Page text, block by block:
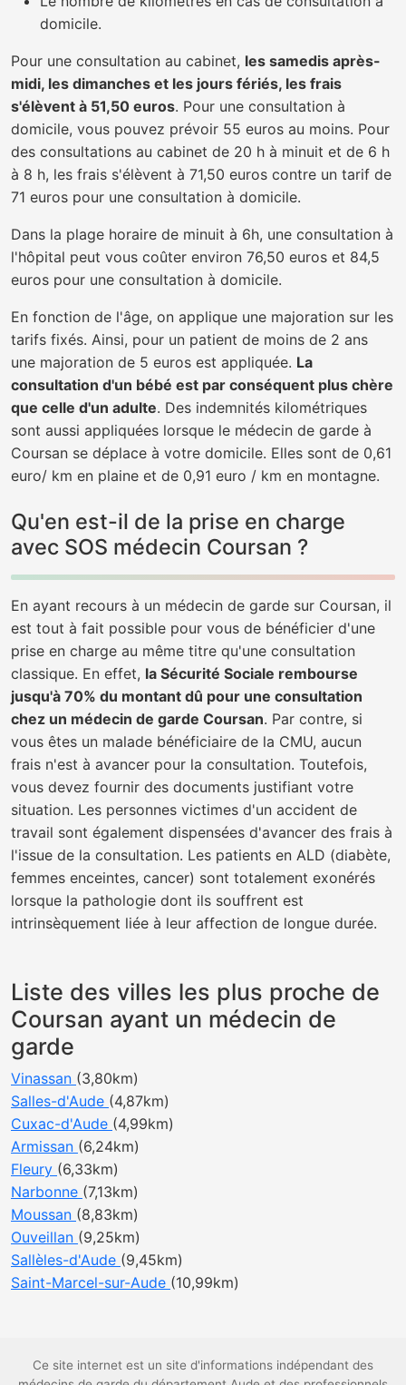
domicile.
Pour une consultation au cabinet, les samedis après-
midi, les dimanches et les jours fériés, les frais
s'élèvent à 51,50 euros. Pour une consultation à
domicile, vous pouvez prévoir 55 euros au moins. Pour
des consultations au cabinet de 20 h à minuit et de 6 h
à 8 h, les frais s'élèvent à 71,50 euros contre un tarif de
71 euros pour une consultation à domicile.
Dans la plage horaire de minuit à 6h, une consultation à
l'hôpital peut vous coûter environ 76,50 euros et 84,5
euros pour une consultation à domicile.
En fonction de l'âge, on applique une majoration sur les
tarifs fixés. Ainsi, pour un patient de moins de 2 ans
une majoration de 5 euros est appliquée. La
consultation d'un bébé est par conséquent plus chère
que celle d'un adulte. Des indemnités kilométriques
sont aussi appliquées lorsque le médecin de garde à
Coursan se déplace à votre domicile. Elles sont de 0,61
euro/ km en plaine et de 0,91 euro / km en montagne.
Qu'en est-il de la prise en charge
avec SOS médecin Coursan ?
En ayant recours à un médecin de garde sur Coursan, il
est tout à fait possible pour vous de bénéficier d'une
prise en charge au même titre qu'une consultation
classique. En effet, la Sécurité Sociale rembourse
jusqu'à 70% du montant dû pour une consultation
chez un médecin de garde Coursan. Par contre, si
vous êtes un malade bénéficiaire de la CMU, aucun
frais n'est à avancer pour la consultation. Toutefois,
vous devez fournir des documents justifiant votre
situation. Les personnes victimes d'un accident de
travail sont également dispensées d'avancer des frais à
l'issue de la consultation. Les patients en ALD (diabète,
femmes enceintes, cancer) sont totalement exonérés
lorsque la pathologie dont ils souffrent est
intrinsèquement liée à leur affection de longue durée.
Liste des villes les plus proche de
Coursan ayant un médecin de
garde
Vinassan (3,80km)
Salles-d'Aude (4,87km)
Cuxac-d'Aude (4,99km)
Armissan (6,24km)
Fleury (6,33km)
Narbonne (7,13km)
Moussan (8,83km)
Ouveillan (9,25km)
Sallèles-d'Aude (9,45km)
Saint-Marcel-sur-Aude (10,99km)
Ce site internet est un site d'informations indépendant des